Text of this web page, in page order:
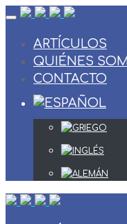
Skip
contentARTÍCULOS
QUIÉNES
CONTACTO